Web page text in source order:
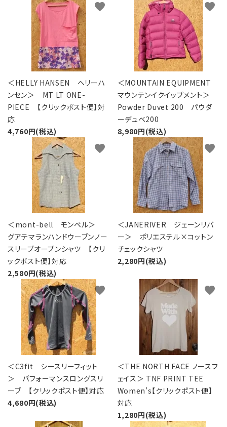
＜HELLY HANSEN ヘリーハ
ンセン＞ MT LT ONE-
PIECE 【クリックポスト便】対
応
4,760円(税込)
favorite
＜MOUNTAIN EQUIPMENT
マウンテンイクイップメント＞
Powder Duvet 200 パウダ
ーデュベ200
8,980円(税込)
favorite
＜mont-bell モンベル＞
グアテマランハンドウーブンノー
スリーブオープンシャツ 【クリ
ックポスト便】対応
2,580円(税込)
favorite
＜JANERIVER ジェーンリバ
ー＞ ポリエステル×コットン
チェックシャツ
2,280円(税込)
favorite
＜C3fit シースリーフィット
＞ パフォーマンスロングスリ
ーブ 【クリックポスト便】対応
4,680円(税込)
favorite
＜THE NORTH FACE ノースフ
ェイス＞ TNF PRINT TEE
Women’s【クリックポスト便】
対応
1,280円(税込)
favorite